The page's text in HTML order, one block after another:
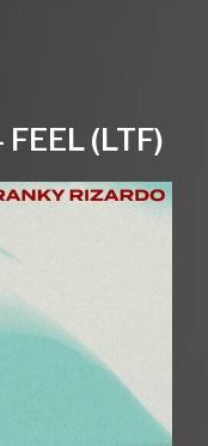
FEEL (LTF)